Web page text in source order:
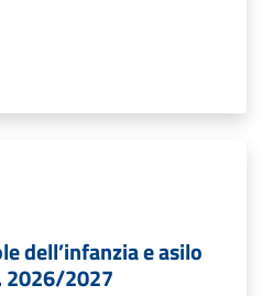
dell’infanzia e asilo
2026/2027